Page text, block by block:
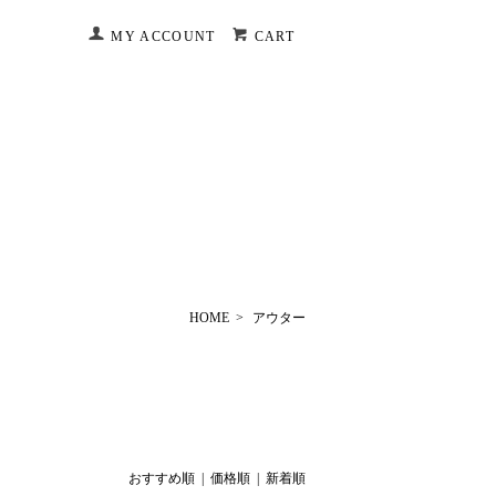
MY ACCOUNT CART
HOME > アウター
おすすめ順 | 価格順 新着順